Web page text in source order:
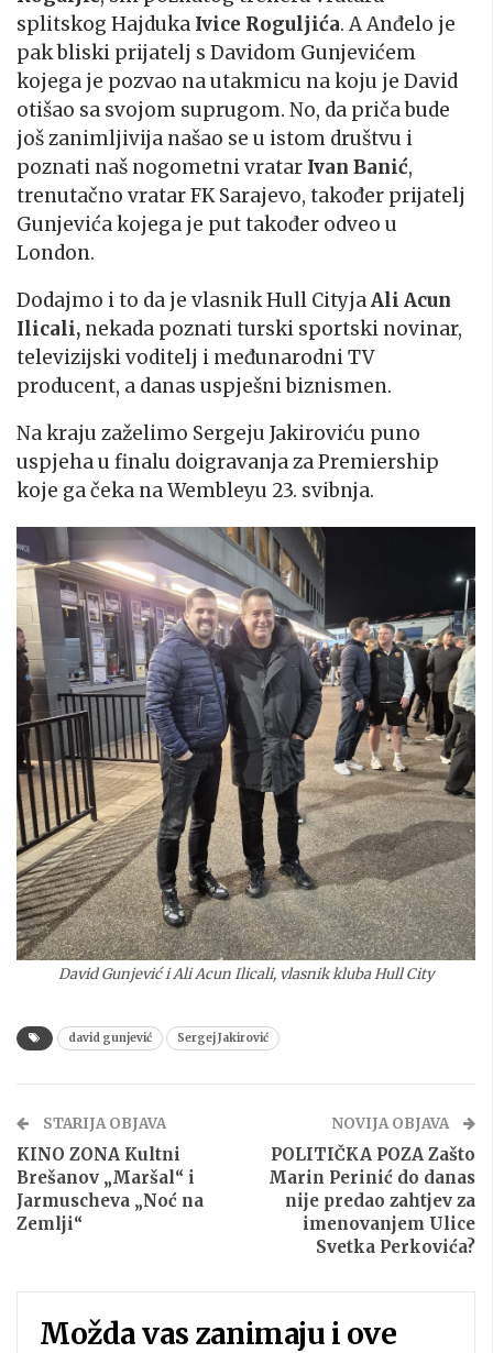
splitskog Hajduka Ivice Roguljića. A Anđelo je
pak bliski prijatelj s Davidom Gunjevićem
kojega je pozvao na utakmicu na koju je David
otišao sa svojom suprugom. No, da priča bude
još zanimljivija našao se u istom društvu i
poznati naš nogometni vratar Ivan Banić,
trenutačno vratar FK Sarajevo, također prijatelj
Gunjevića kojega je put također odveo u
London.
Dodajmo i to da je vlasnik Hull CityjaAli Acun
Ilicali, nekada poznati turski sportski novinar,
televizijski voditelj i međunarodni TV
producent, a danas uspješni biznismen.
Na kraju zaželimo Sergeju Jakiroviću puno
uspjeha u finalu doigravanja za Premiership
koje ga čeka na Wembleyu 23. svibnja.
David Gunjević i Ali Acun Ilicali, vlasnik kluba Hull City
david gunjević Sergej Jakirović
STARIJA OBJAVA
KINO ZONA Kultni
Brešanov „Maršal“ i
Jarmuscheva „Noć na
Zemlji“
NOVIJA OBJAVA
POLITIČKA POZA Zašto
Marin Perinić do danas
nije predao zahtjev za
imenovanjem Ulice
Svetka Perkovića?
Možda vas zanimaju i ove